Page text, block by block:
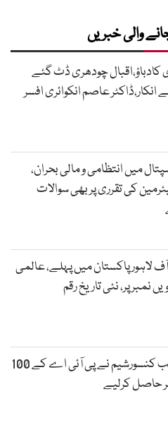
والی خبریں
کادباؤ،اقبال چودھری ڈٹ گئے
عاصم انکوائری افسر
میں انتظامی و مالی بحران،
کی تقرری پر بھی سوالات
لاہور پاکستان میں پہلے، عالمی
عارف حبیب کنسورشیم نے پی آئی اے کے 100
حاصل کرلیے